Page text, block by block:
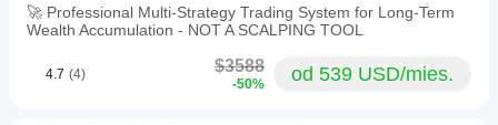
🚀 Professional Multi-Strategy Trading System for Long-Term
Wealth Accumulation - NOT A SCALPING TOOL
4.7 (4) $3588
-50% od 539 USD/mies.